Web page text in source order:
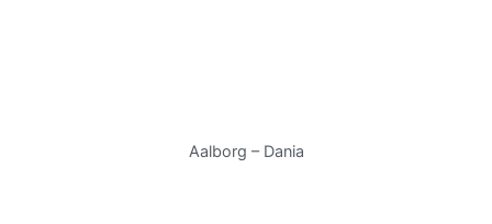
Aalborg – Dania